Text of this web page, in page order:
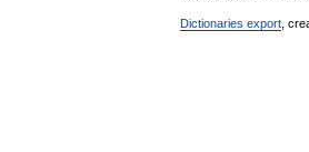
Dictionaries export ,